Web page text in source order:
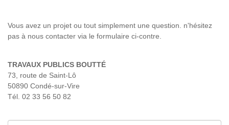
Vous avez un projet ou tout simplement une question. n'hésitez
pas à nous contacter via le formulaire ci-contre.
TRAVAUX PUBLICS BOUTTÉ
73, route de Saint-Lô
50890 Condé-sur-Vire
Tél. 02 33 56 50 82